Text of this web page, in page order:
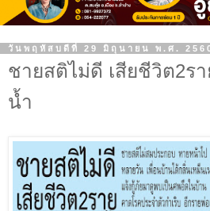
วันพฤหัสบดีที่ 29 มิถุนายน พ.ศ.
ชายสติไม่ดี เสียชีวิต2รา
น้ำ